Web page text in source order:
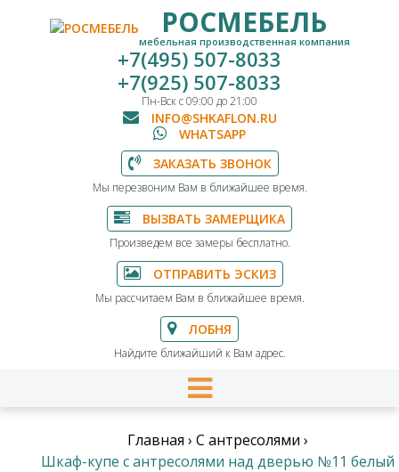
РОСМЕБЕЛЬ
мебельная производственная компания
+7(495) 507-8033
+7(925) 507-8033
Пн-Вск с 09:00 до 21:00
INFO@SHKAFLON.RU
WHATSAPP
ЗАКАЗАТЬ ЗВОНОК
Мы перезвоним Вам в ближайшее время.
ВЫЗВАТЬ ЗАМЕРЩИКА
Произведем все замеры бесплатно.
ОТПРАВИТЬ ЭСКИЗ
Мы рассчитаем Вам в ближайшее время.
ЛОБНЯ
Найдите ближайший к Вам адрес.
Главная › С антресолями ›
Шкаф-купе с антресолями над дверью №11 белый